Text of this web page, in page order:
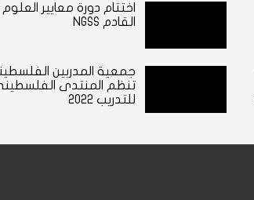
اختتام دورة معايير
القادم NGSS
جمعية المدربين
تنظم المنتدى
للتدريب 2022